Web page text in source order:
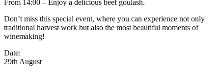
From 14:00 – Enjoy a delicious beef goulash.
Don’t miss this special event, where you can experience not only
traditional harvest work but also the most beautiful moments of
winemaking!
Date:
29th August